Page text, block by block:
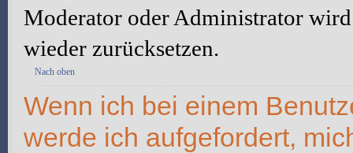
Moderator oder Administrator
wieder zurücksetzen.
Nach oben
Wenn ich bei einem
werde ich aufgefordert,